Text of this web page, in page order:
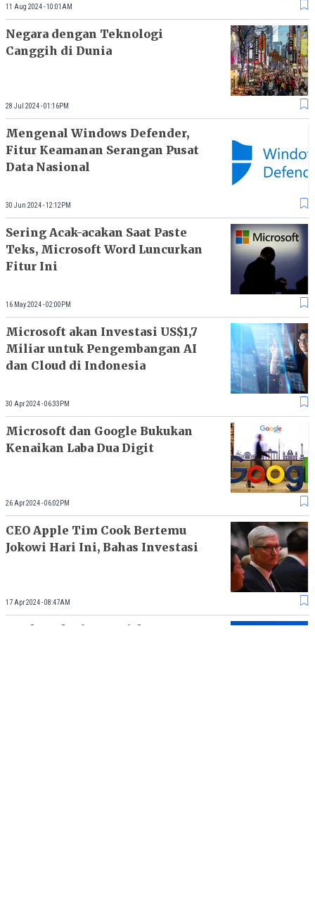
11 Aug 2024 - 10:01AM
Negara dengan Teknologi
Canggih di Dunia
28 Jul 2024 - 01:16PM
Mengenal Windows Defender,
Fitur Keamanan Serangan Pusat
Data Nasional
30 Jun 2024 - 12:12PM
Sering Acak-acakan Saat Paste
Teks, Microsoft Word Luncurkan
Fitur Ini
16 May 2024 - 02:00PM
Microsoft akan Investasi US$1,7
Miliar untuk Pengembangan AI
dan Cloud di Indonesia
30 Apr 2024 - 06:33PM
Microsoft dan Google Bukukan
Kenaikan Laba Dua Digit
26 Apr 2024 - 06:02PM
CEO Apple Tim Cook Bertemu
Jokowi Hari Ini, Bahas Investasi
17 Apr 2024 - 08:47AM
Mark Zuckerberg Bajak